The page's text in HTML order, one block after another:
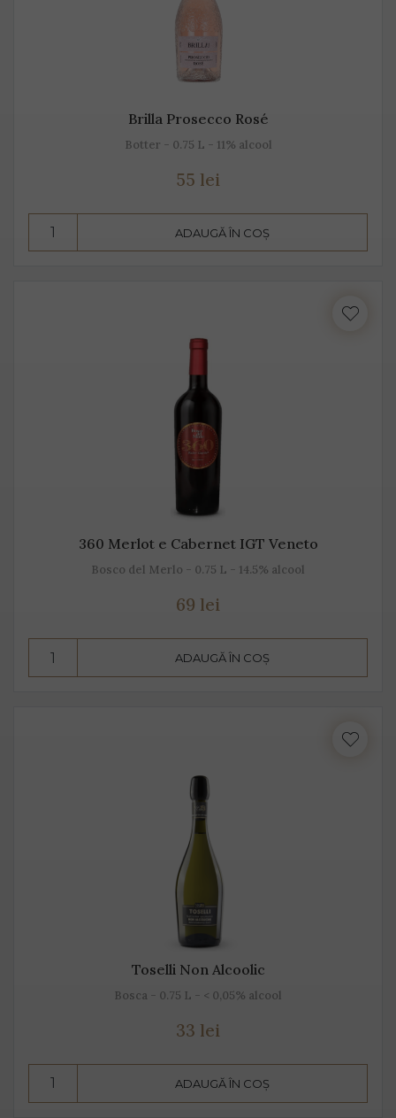
Brilla Prosecco Rosé
Botter - 0.75 L - 11% alcool
55 lei
ADAUGĂ ÎN COȘ
360 Merlot e Cabernet IGT Veneto
Bosco del Merlo - 0.75 L - 14.5% alcool
69 lei
ADAUGĂ ÎN COȘ
Toselli Non Alcoolic
Bosca - 0.75 L - < 0,05% alcool
33 lei
ADAUGĂ ÎN COȘ